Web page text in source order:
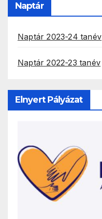
Naptár
Naptár 2023-24 tanév
Naptár 2022-23 tanév
Elnyert Pályázat